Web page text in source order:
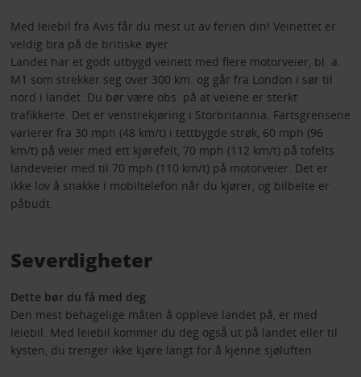
Med leiebil fra Avis får du mest ut av ferien din! Veinettet er
veldig bra på de britiske øyer.
Landet har et godt utbygd veinett med flere motorveier, bl. a.
M1 som strekker seg over 300 km. og går fra London i sør til
nord i landet. Du bør være obs. på at veiene er sterkt
trafikkerte. Det er venstrekjøring i Storbritannia. Fartsgrensene
varierer fra 30 mph (48 km/t) i tettbygde strøk, 60 mph (96
km/t) på veier med ett kjørefelt, 70 mph (112 km/t) på tofelts
landeveier med til 70 mph (110 km/t) på motorveier. Det er
ikke lov å snakke i mobiltelefon når du kjører, og bilbelte er
påbudt.
Severdigheter
Dette bør du få med deg
Den mest behagelige måten å oppleve landet på, er med
leiebil. Med leiebil kommer du deg også ut på landet eller til
kysten, du trenger ikke kjøre langt for å kjenne sjøluften.